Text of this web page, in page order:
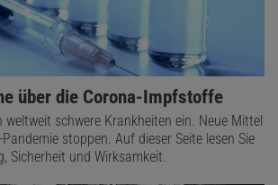
über die Corona-Impfstoffe
weltweit schwere Krankheiten ein. Neue Mittel
stoppen. Auf dieser Seite lesen Sie
Sicherheit und Wirksamkeit.